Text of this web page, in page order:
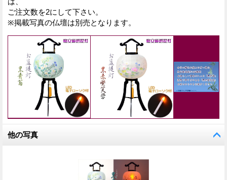
ご注文数を2にして下さい。
※掲載写真の仏壇は別売となります。
他の写真